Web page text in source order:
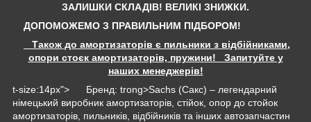
ЗАЛИШКИ СКЛАДІВ! ВЕЛИКІ ЗНИЖКИ.
ДОПОМОЖЕМО З ПРАВИЛЬНИМ ПІДБОРОМ!
Також до амортизаторів є пильники з відбійниками,
опори стоєк амортизаторів, пружини! Запитуйте у
наших менеджерів!
t-size:14px"> Бренд: trong>Sachs (Сакс) – легендарний
німецький виробник амортизаторів, стійок, опор до стойок
амортизаторів, пильників, відбійників та інших автозапчастин